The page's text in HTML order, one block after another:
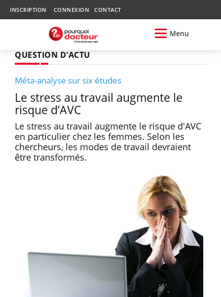
INSCRIPTION CONNEXION CONTACT
Menu
QUESTION D'ACTU
Méta-analyse sur six études
Le stress au travail augmente le
risque d’AVC
Le stress au travail augmente le risque d'AVC
en particulier chez les femmes. Selon les
chercheurs, les modes de travail devraient
être transformés.